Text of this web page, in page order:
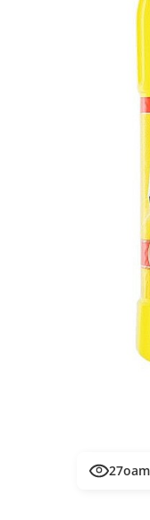
Servetele Umede &
30